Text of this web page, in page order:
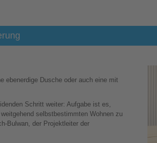
ebenerdige Dusche oder auch eine mit
Schritt weiter: Aufgabe ist es,
selbstbestimmten Wohnen zu
Bulwan, der Projektleiter der